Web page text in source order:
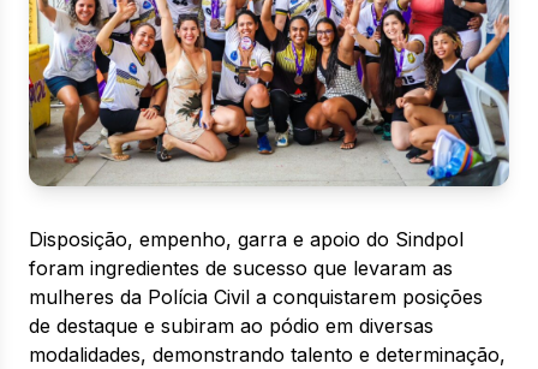
Disposição, empenho, garra e apoio do Sindpol
foram ingredientes de sucesso que levaram as
mulheres da Polícia Civil a conquistarem posições
de destaque e subiram ao pódio em diversas
modalidades, demonstrando talento e determinação,